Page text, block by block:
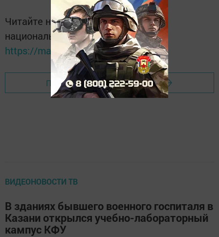
Читайте новости Татарстана в
национальном мессенджере MАХ:
https://max.ru/tatmedia
Перейти на страницу новости
ВИДЕОНОВОСТИ ТВ
В зданиях бывшего военного госпиталя в
Казани открылся учебно-лабораторный
кампус КФУ